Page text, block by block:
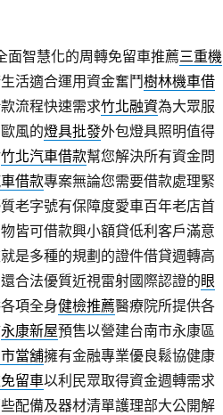
面智慧化的周轉免留車推薦三重機
活適合運用資金奮鬥樹林機車借
流程快速需求竹北融資為大眾服
風的燈具批發外包燈具照明值得
竹北汽車借款幫您解決所有資金問
借款專案無論您需要借款處理緊
老字號有保障度愛車百年老店首
皆可借款興小額貸低利客戶滿意
是多種的規劃的證件借貸週轉高
合法優質近視雷射國際認證的眼
項全身健檢推薦醫療院所提供各
永康新屋預售以營建台南市永康區
當舖擁有金融專業優良鬆協健康
留車以利民眾取得資金週轉需求
配備及器材清單護理部大公開解